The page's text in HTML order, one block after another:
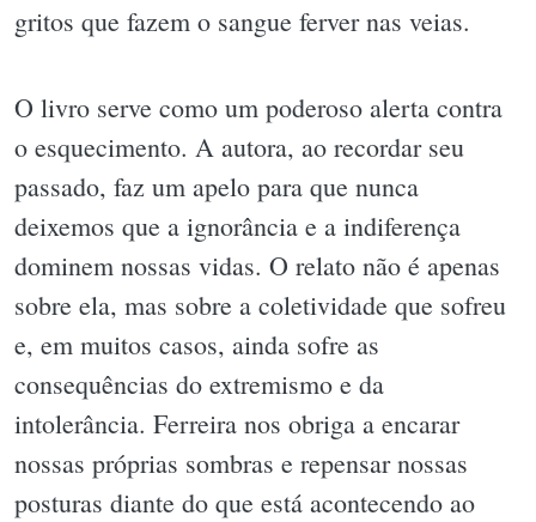
gritos que fazem o sangue ferver nas veias.
O livro serve como um poderoso alerta contra
o esquecimento. A autora, ao recordar seu
passado, faz um apelo para que nunca
deixemos que a ignorância e a indiferença
dominem nossas vidas. O relato não é apenas
sobre ela, mas sobre a coletividade que sofreu
e, em muitos casos, ainda sofre as
consequências do extremismo e da
intolerância. Ferreira nos obriga a encarar
nossas próprias sombras e repensar nossas
posturas diante do que está acontecendo ao